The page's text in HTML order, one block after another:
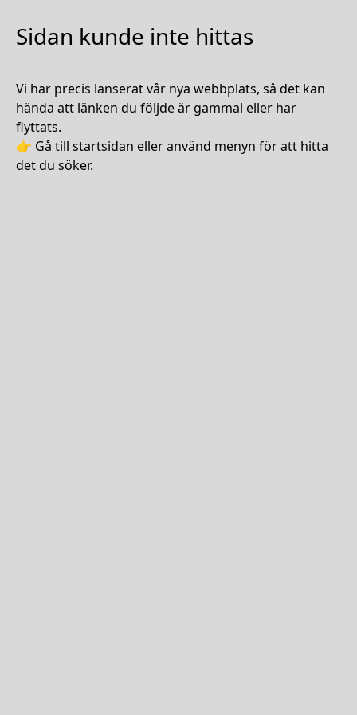
Sidan kunde inte hittas
Vi har precis lanserat vår nya webbplats, så det kan
hända att länken du följde är gammal eller har
flyttats.
👉 Gå till startsidan eller använd menyn för att hitta
det du söker.